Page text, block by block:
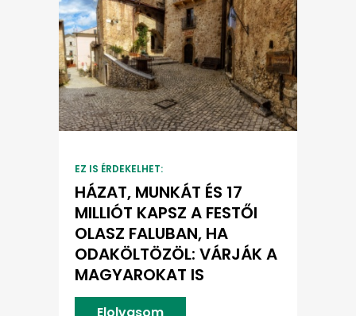
EZ IS ÉRDEKELHET:
HÁZAT, MUNKÁT ÉS 17
MILLIÓT KAPSZ A FESTŐI
OLASZ FALUBAN, HA
ODAKÖLTÖZÖL: VÁRJÁK A
MAGYAROKAT IS